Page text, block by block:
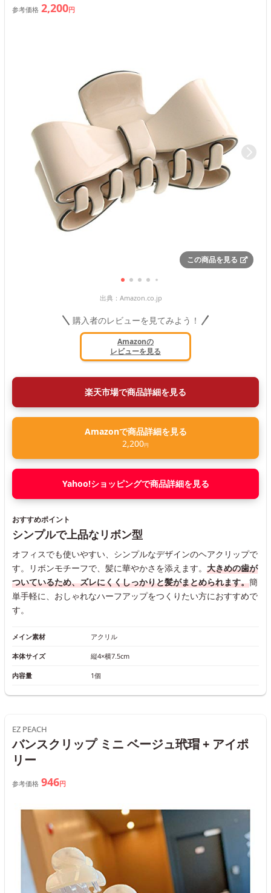
参考価格 2,200円
この商品を見る
出典： Amazon.co.jp
購入者のレビューを見てみよう！
Amazonの
レビューを見る
楽天市場で商品詳細を見る
Amazonで商品詳細を見る
2,200円
Yahoo!ショッピングで商品詳細を見る
おすすめポイント
シンプルで上品なリボン型
オフィスでも使いやすい、シンプルなデザインのヘアクリップで
す。リボンモチーフで、髪に華やかさを添えます。 大きめの歯が
ついているため、ズレにくくしっかりと髪がまとめられます。簡
単手軽に、おしゃれなハーフアップをつくりたい方におすすめで
す。
メイン素材 アクリル
本体サイズ 縦4×横7.5cm
内容量 1個
EZ PEACH
バンスクリップ ミニ ベージュ玳瑁 + アイポ
リー
参考価格 946円